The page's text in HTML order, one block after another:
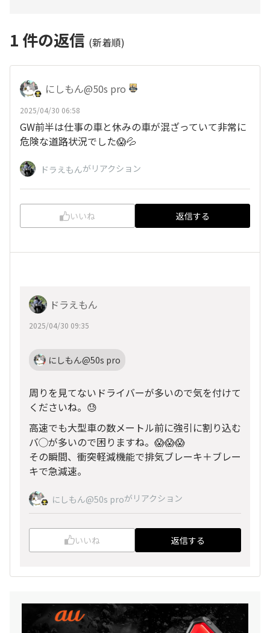
1 件の返信 (新着順)
にしもん@50s pro
2025/04/30 06:58
GW前半は仕事の車と休みの車が混ざっていて非常に
危険な道路状況でした😱💦
ドラえもんがリアクション
いいね 返信する
ドラえもん
2025/04/30 09:35
にしもん@50s pro
周りを見てないドライバーが多いので気を付けて
くださいね。😓
高速でも大型車の数メートル前に強引に割り込む
バ◯が多いので困りますね。😱😱😱
その瞬間、衝突軽減機能で排気ブレーキ＋ブレー
キで急減速。
にしもん@50s proがリアクション
いいね 返信する